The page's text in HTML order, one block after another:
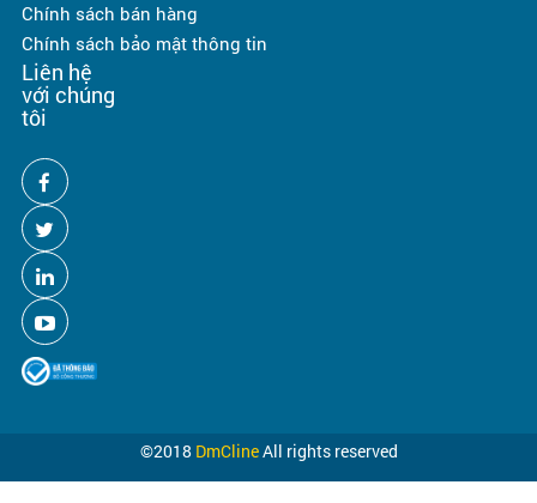
Chính sách bán hàng
Chính sách bảo mật thông tin
Liên hệ
với chúng
tôi
©2018 DmClineAll rights reserved